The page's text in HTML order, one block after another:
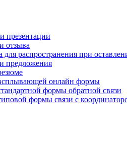
презентации
отзыва
распространения при
предложения
всплывающей онлайн формы
формы обратной связи
формы связи с